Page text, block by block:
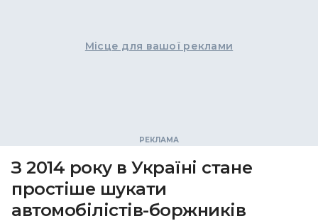
Місце для вашої реклами
З 2014 року в Україні стане
простіше шукати
автомобілістів-боржників